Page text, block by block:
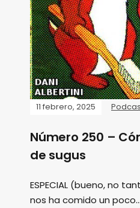
11 febrero, 2025
Número 250 –
de sugus
ESPECIAL (bueno, no
nos ha comido un